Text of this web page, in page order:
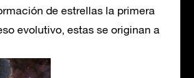
de estrellas la primera
evolutivo, estas se originan a